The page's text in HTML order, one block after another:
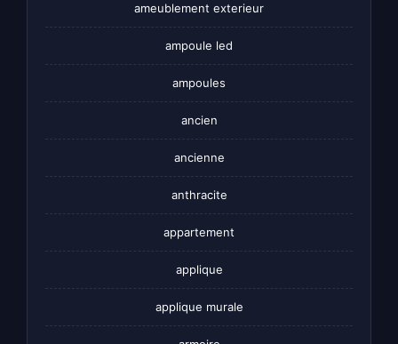
ameublement exterieur
ampoule led
ampoules
ancien
ancienne
anthracite
appartement
applique
applique murale